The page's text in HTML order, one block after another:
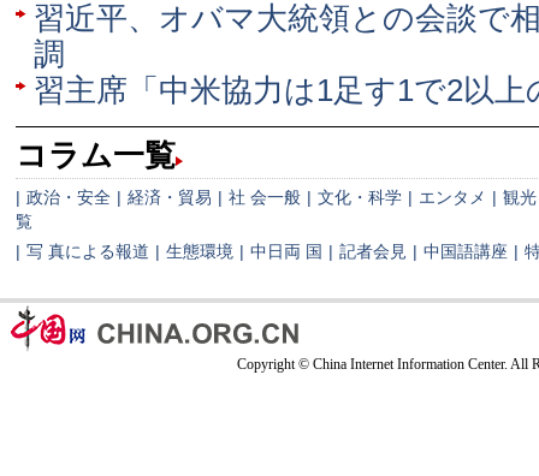
習近平、オバマ大統領との会談で
調
習主席「中米協力は1足す1で2以
コラム一覧
| 政治・安全 | 経済・貿易 | 社 会一般 | 文化・科学 | エンタメ | 観光
覧
| 写 真による報道 | 生態環境 | 中日両 国 | 記者会見 | 中国語講座 |